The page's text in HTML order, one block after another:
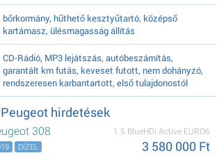
bőrkormány, hűthető kesztyűtartó, középső
kartámasz, ülésmagasság állítás
CD-Rádió, MP3 lejátszás, autóbeszámítás,
garantált km futás, keveset futott, nem dohányzó,
rendszeresen karbantartott, első tulajdonostól
hirdetések
308 1.5 BlueHDi Active EURO6
3 580 000 Ft
DÍZEL